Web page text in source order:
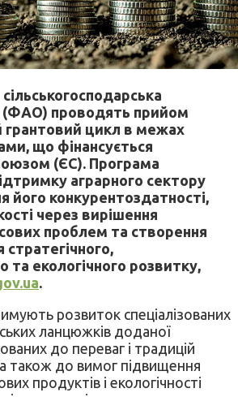
(ФАО) проводять прийом
грантовий цикл в межах
що фінансується
(ЄС). Програма
аграрного сектору
його конкурентоздатності,
через вирішення
проблем та створення
та екологічного розвитку,
.
розвиток спеціалізованих
ланцюжків доданої
до переваг і традицій
також до вимог підвищення
продуктів і екологічності